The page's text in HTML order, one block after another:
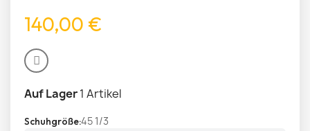
140,00 €
Auf Lager1 Artikel
Schuhgröße45 1/3